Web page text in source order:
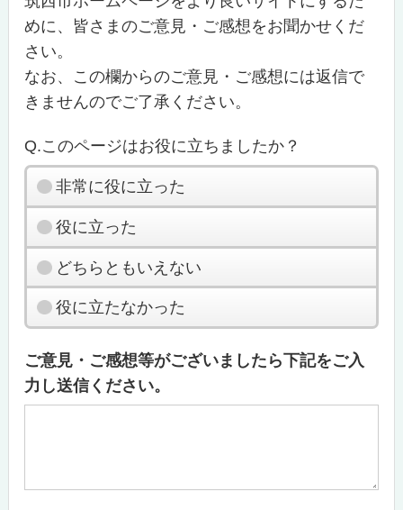
めに、皆さまのご意見・ご感想をお聞かせくだ
さい。
なお、この欄からのご意見・ご感想には返信で
きませんのでご了承ください。
Q.このページはお役に立ちましたか？
非常に役に立った
役に立った
どちらともいえない
役に立たなかった
ご意見・ご感想等がございましたら下記をご入
力し送信ください。